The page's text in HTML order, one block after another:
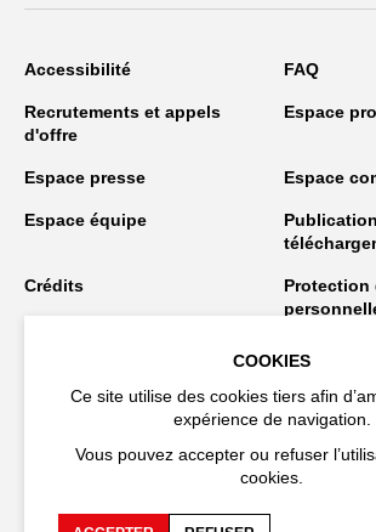
Accessibilité FAQ
Recrutements et appels
d'offre
Espace
Espace presse Espace
Espace équipe
Crédits
Protection
Restez connecté
COOKIES
Ce site utilise des cookies tiers afin
expérience de navigation.
Vous pouvez accepter ou refuser
cookies.